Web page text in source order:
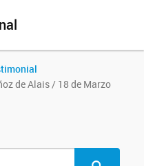
de Alais / 18 de Marzo